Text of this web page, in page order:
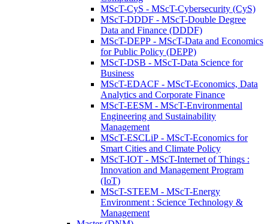
MScT-CyS - MScT-Cybersecurity (CyS)
MScT-DDDF - MScT-Double Degree
Data and Finance (DDDF)
MScT-DEPP - MScT-Data and Economics
for Public Policy (DEPP)
MScT-DSB - MScT-Data Science for
Business
MScT-EDACF - MScT-Economics, Data
Analytics and Corporate Finance
MScT-EESM - MScT-Environmental
Engineering and Sustainability
Management
MScT-ESCLiP - MScT-Economics for
Smart Cities and Climate Policy
MScT-IOT - MScT-Internet of Things :
Innovation and Management Program
(IoT)
MScT-STEEM - MScT-Energy
Environment : Science Technology &
Management